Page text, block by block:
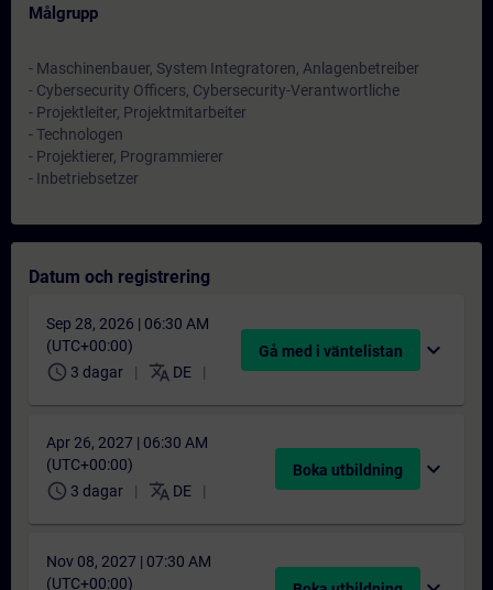
Målgrupp
- Maschinenbauer, System Integratoren, Anlagenbetreiber
- Cybersecurity Officers, Cybersecurity-Verantwortliche
- Projektleiter, Projektmitarbeiter
- Technologen
- Projektierer, Programmierer
- Inbetriebsetzer
Datum och registrering
Sep 28, 2026 | 06:30 AM
(UTC+00:00)
schedule 3 dagar translate DE
Gå med i väntelistan expand_more
Apr 26, 2027 | 06:30 AM
(UTC+00:00)
schedule 3 dagar translate DE
Boka utbildning expand_more
Nov 08, 2027 | 07:30 AM
(UTC+00:00)